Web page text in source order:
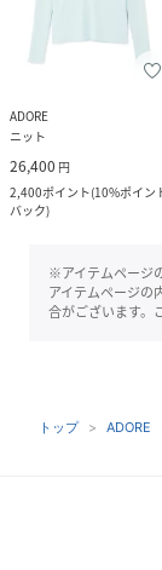
ADORE
ニット
26,400 円
2,400ポイント(10%ポイン
バック)
※アイテムページ
アイテムページの
合がございます。
トップ ADORE